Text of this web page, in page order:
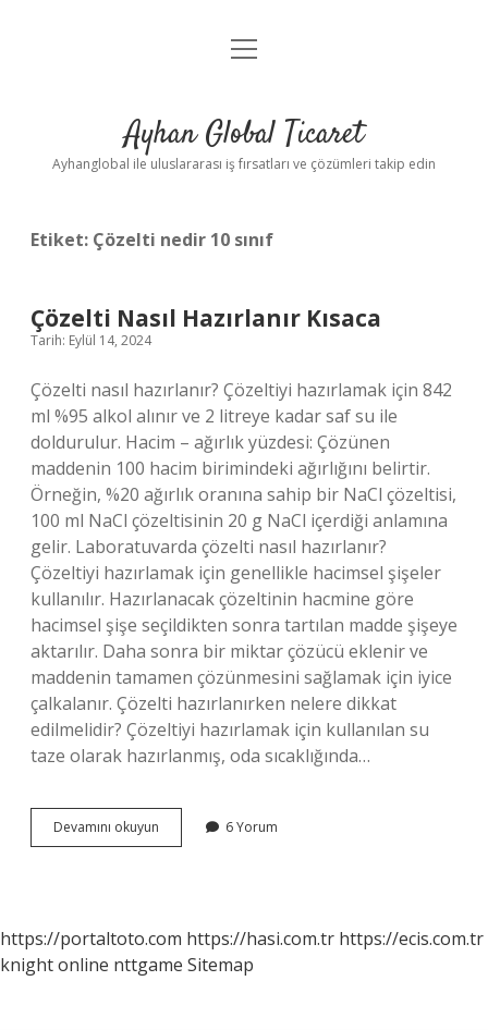
Anasayfa
Yasal Uyarı
menüyü
Ayhan Global Ticaret
Ayhanglobal ile uluslararası iş fırsatları ve çözümleri takip edin
Etiket: Çözelti nedir 10 sınıf
Çözelti Nasıl Hazırlanır Kısaca
Tarih: Eylül 14, 2024
Çözelti nasıl hazırlanır? Çözeltiyi hazırlamak için 842
ml %95 alkol alınır ve 2 litreye kadar saf su ile
doldurulur. Hacim – ağırlık yüzdesi: Çözünen
maddenin 100 hacim birimindeki ağırlığını belirtir.
Örneğin, %20 ağırlık oranına sahip bir NaCl çözeltisi,
100 ml NaCl çözeltisinin 20 g NaCl içerdiği anlamına
gelir. Laboratuvarda çözelti nasıl hazırlanır?
Çözeltiyi hazırlamak için genellikle hacimsel şişeler
kullanılır. Hazırlanacak çözeltinin hacmine göre
hacimsel şişe seçildikten sonra tartılan madde şişeye
aktarılır. Daha sonra bir miktar çözücü eklenir ve
maddenin tamamen çözünmesini sağlamak için iyice
çalkalanır. Çözelti hazırlanırken nelere dikkat
edilmelidir? Çözeltiyi hazırlamak için kullanılan su
taze olarak hazırlanmış, oda sıcaklığında…
Devamını okuyun
Nasıl
6 Yorum
https://portaltoto.com https://hasi.com.tr https://ecis.com.tr
knight online nttgame Sitemap